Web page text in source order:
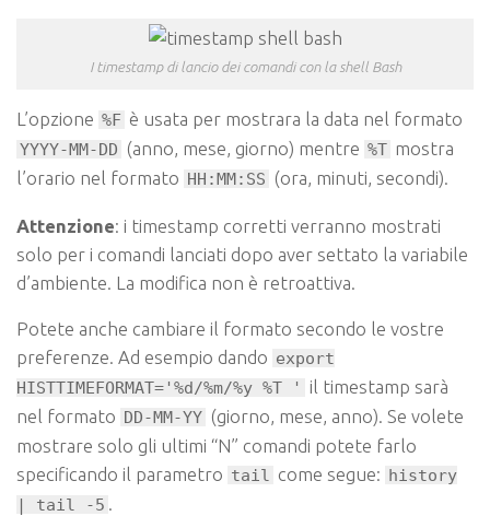
I timestamp di lancio dei comandi con la shell Bash
L’opzione %F è usata per mostrara la data nel formato
YYYY-MM-DD (anno, mese, giorno) mentre %T mostra
l’orario nel formato HH:MM:SS (ora, minuti, secondi).
Attenzione: i timestamp corretti verranno mostrati
solo per i comandi lanciati dopo aver settato la variabile
d’ambiente. La modifica non è retroattiva.
Potete anche cambiare il formato secondo le vostre
preferenze. Ad esempio dando export
HISTTIMEFORMAT='%d/%m/%y %T '
il timestamp sarà
nel formato DD-MM-YY (giorno, mese, anno). Se volete
mostrare solo gli ultimi “N” comandi potete farlo
specificando il parametro tail come segue: history
| tail -5 .